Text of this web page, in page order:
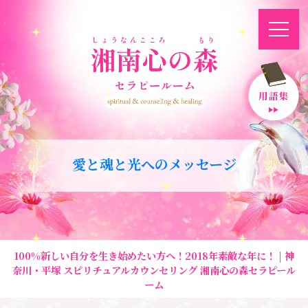
愛と魂と光へのメッセージ
100%新しい自分を生き始めたい方へ！2018年素敵な年に！ | 神
奈川・平塚 スピリチュアルカウンセリング 湘南心の森セラピール
ーム